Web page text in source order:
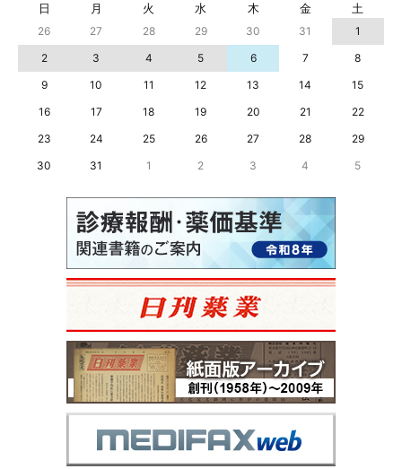
日 月 火 水 木 金 土
26 27 28 29 30 31
1
2
3 4 5 6 7
8
9
10 11 12 13 14
15
16
17 18 19 20 21
22
23
24 25 26 27 28
29
30
31 1 2 3 4 5